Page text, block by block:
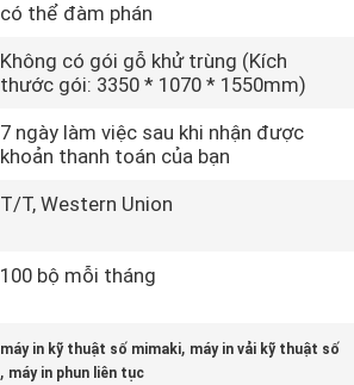
có thể đàm phán
Không có gói gỗ khử trùng (Kích
thước gói: 3350 * 1070 * 1550mm)
7 ngày làm việc sau khi nhận được
khoản thanh toán của bạn
T/T, Western Union
100 bộ mỗi tháng
máy in kỹ thuật số mimaki, máy in vải kỹ thuật số
, máy in phun liên tục